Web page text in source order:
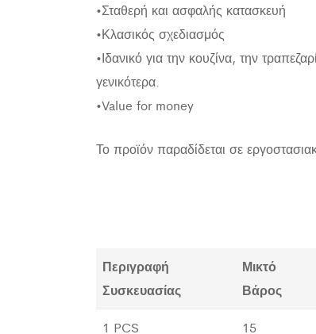
•Σταθερή και ασφαλής κατασκευή
•Κλασικός σχεδιασμός
•Ιδανικό για την κουζίνα, την
γενικότερα.
•Value for money
Το προϊόν παραδίδεται σε
Περιγραφή
Συσκευασίας
Μικτό
Βάρος
1 PCS 15